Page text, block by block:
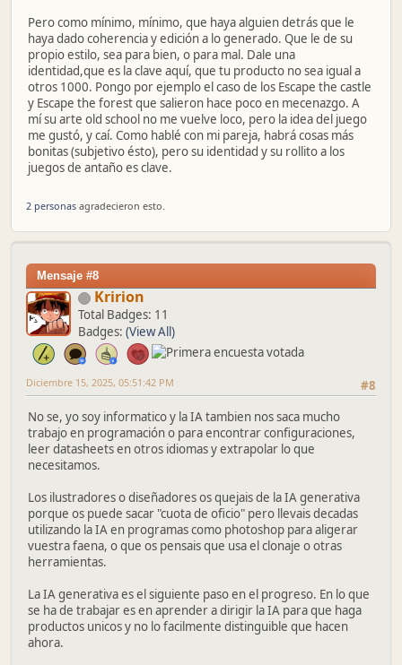
Pero como mínimo, mínimo, que haya alguien detrás que le
haya dado coherencia y edición a lo generado. Que le de su
propio estilo, sea para bien, o para mal. Dale una
identidad,que es la clave aquí, que tu producto no sea igual a
otros 1000. Pongo por ejemplo el caso de los Escape the castle
y Escape the forest que salieron hace poco en mecenazgo. A
mí su arte old school no me vuelve loco, pero la idea del juego
me gustó, y caí. Como hablé con mi pareja, habrá cosas más
bonitas (subjetivo ésto), pero su identidad y su rollito a los
juegos de antaño es clave.
2 personas agradecieron esto.
Mensaje #8
Kririon
Total Badges: 11
Badges: (View All)
#8
Diciembre 15, 2025, 05:51:42 PM
No se, yo soy informatico y la IA tambien nos saca mucho
trabajo en programación o para encontrar configuraciones,
leer datasheets en otros idiomas y extrapolar lo que
necesitamos.
Los ilustradores o diseñadores os quejais de la IA generativa
porque os puede sacar "cuota de oficio" pero llevais decadas
utilizando la IA en programas como photoshop para aligerar
vuestra faena, o que os pensais que usa el clonaje o otras
herramientas.
La IA generativa es el siguiente paso en el progreso. En lo que
se ha de trabajar es en aprender a dirigir la IA para que haga
productos unicos y no lo facilmente distinguible que hacen
ahora.